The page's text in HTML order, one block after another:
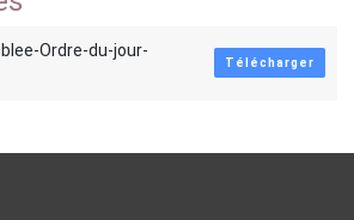
Ordre-du-jour-
Télécharger